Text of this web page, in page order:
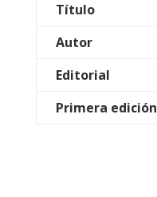
Título
Autor
Editorial
Primera edición